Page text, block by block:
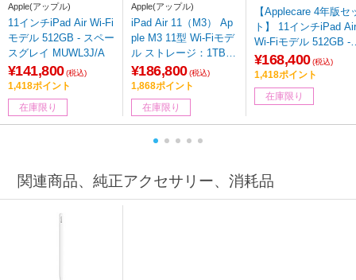
Apple(アップル)
11インチiPad Air Wi-Fi
モデル 512GB ‐ スペー
スグレイ MUWL3J/A
¥141,800 (税込)
1,418ポイント
在庫限り
Apple(アップル)
iPad Air 11（M3） Ap
ple M3 11型 Wi-Fiモデ
ル ストレージ：1TB M
CAJ4J/A ブルー
¥186,800 (税込)
1,868ポイント
在庫限り
【Applecare 4年版セ
ト】 11インチiPad Air
Wi-Fiモデル 512GB -
スペースグレイ
3J/A
¥168,400 (税込)
1,418ポイント
在庫限り
関連商品、純正アクセサリー、消耗品